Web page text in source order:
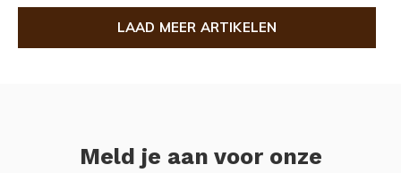
LAAD MEER ARTIKELEN
Meld je aan voor onze